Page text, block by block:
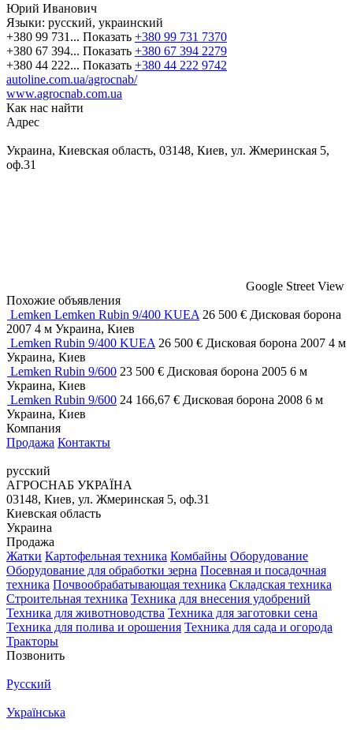
Юрий Иванович
Языки: русский, украинский
+380 99 731... Показать +380 99 731 7370
+380 67 394... Показать +380 67 394 2279
+380 44 222... Показать +380 44 222 9742
autoline.com.ua/agrocnab/
www.agrocnab.com.ua
Как нас найти
Адрес
Украина, Киевская область, 03148, Киев, ул. Жмеринская 5,
оф.31
Google Street View
Похожие объявления
Lemken Lemken Rubin 9/400 KUEA 26 500 € Дисковая борона
2007 4 м Украина, Киев
Lemken Rubin 9/400 KUEA 26 500 € Дисковая борона 2007 4 м
Украина, Киев
Lemken Rubin 9/600 23 500 € Дисковая борона 2005 6 м
Украина, Киев
Lemken Rubin 9/600 24 166,67 € Дисковая борона 2008 6 м
Украина, Киев
Компания
Продажа Контакты
русский
АГРОСНАБ УКРАЇНА
03148, Киев, ул. Жмеринская 5, оф.31
Киевская область
Украина
Продажа
Жатки Картофельная техника Комбайны Оборудование
Оборудование для обработки зерна Посевная и посадочная
техника Почвообрабатывающая техника Складская техника
Строительная техника Техника для внесения удобрений
Техника для животноводства Техника для заготовки сена
Техника для полива и орошения Техника для сада и огорода
Тракторы
Позвонить
Русский
Українська